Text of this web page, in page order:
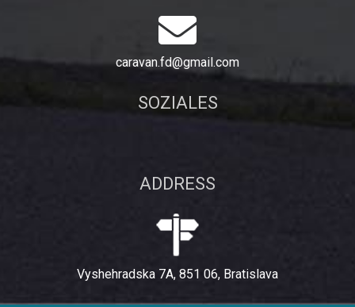
caravan.fd@gmail.com
SOZIALES
ADDRESS
Vyshehradska 7A, 851 06, Bratislava